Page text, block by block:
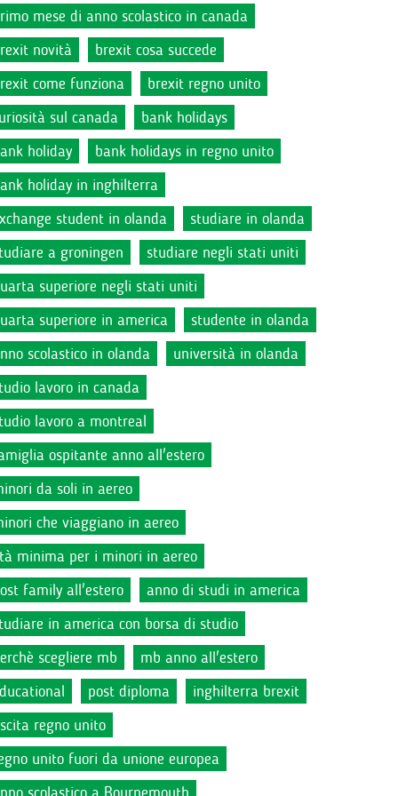
mese di anno scolastico in canada
novità
brexit cosa succede
come funziona
brexit regno unito
sul canada
bank holidays
holiday
bank holidays in regno unito
holiday in inghilterra
student in olanda
studiare in olanda
a groningen
studiare negli stati uniti
superiore negli stati uniti
superiore in america
studente in olanda
scolastico in olanda
università in olanda
lavoro in canada
lavoro a montreal
ospitante anno all'estero
da soli in aereo
che viaggiano in aereo
minima per i minori in aereo
family all'estero
anno di studi in america
in america con borsa di studio
scegliere mb
mb anno all'estero
post diploma
inghilterra brexit
regno unito
unito fuori da unione europea